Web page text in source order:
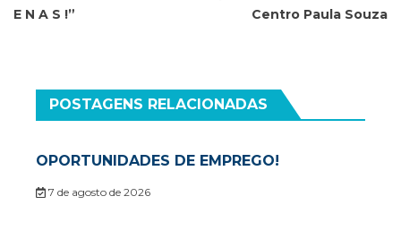
Post
E N A S !”
Centro Paula Souza
POSTAGENS RELACIONADAS
OPORTUNIDADES DE EMPREGO!
7 de agosto de 2026